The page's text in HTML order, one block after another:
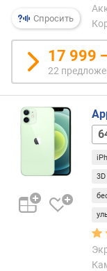
т
е
с
т
G
e
b
n
h
Спросить
17 999
22